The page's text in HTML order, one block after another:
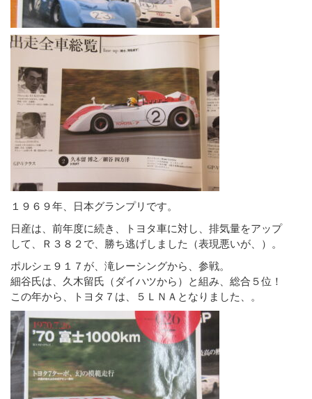
１９６９年、日本グランプリです。
日産は、前年度に続き、トヨタ車に対し、排気量をアップ
して、Ｒ３８２で、勝ち逃げしました（表現悪いが、）。
ポルシェ９１７が、滝レーシングから、参戦。
細谷氏は、久木留氏（ダイハツから）と組み、総合５位！
この年から、トヨタ７は、５ＬＮＡとなりました、。